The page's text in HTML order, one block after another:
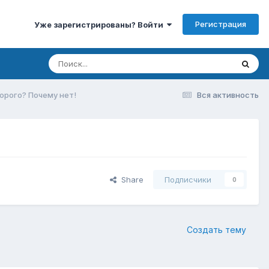
Уже зарегистрированы? Войти Регистрация
Вся активность
Почему нет!
Share Подписчики 0
Создать тему